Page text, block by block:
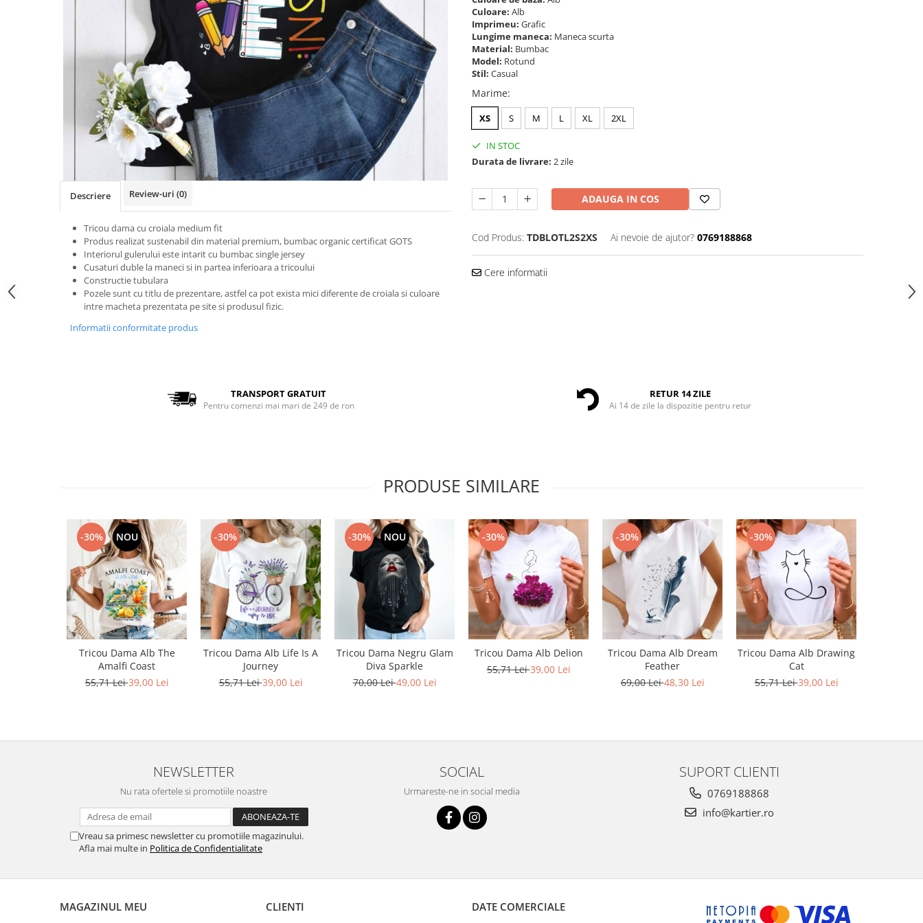
Tricouri Petrecerea Burlacitelor
Tricouri Tattoo
Tricouri Toamna
Tricouri Tree
Tricouri Valentine's Day
Tricouri X-mas
Bluze Abstract
Bluze Animale
Bluze Primavara
Bluze Tattoo
Bluze Toamna
Hanorace Unisex
Tricouri Trupe/Artisti
Tricouri Vintage
Bluze Trening
Culoare: Alb
Imprimeu: Grafic
Lungime maneca: Maneca scurta
Material: Bumbac
Model: Rotund
Stil: Casual
Marime:
XS S M L XL 2XL
IN STOC
Durata de livrare: 2 zile
ADAUGA IN COS
Cod Produs: TDBLOTL2S2XS Ai nevoie de ajutor? 0769188868
Cere informatii
Descriere Review-uri (0)
Tricou dama cu croiala medium fit
Produs realizat sustenabil din material premium, bumbac organic certificat GOTS
Interiorul gulerului este intarit cu bumbac single jersey
Cusaturi duble la maneci si in partea inferioara a tricoului
Constructie tubulara
Pozele sunt cu titlu de prezentare, astfel ca pot exista mici diferente de croiala si culoare
intre macheta prezentata pe site si produsul fizic.
Informatii conformitate produs
TRANSPORT GRATUIT
Pentru comenzi mai mari de 249 de ron
RETUR 14 ZILE
Ai 14 de zile la dispozitie pentru retur
PRODUSE SIMILARE
-30% NOU
Tricou Dama Alb The
Amalfi Coast
55,71 Lei39,00 Lei
-30%
Tricou Dama Alb Life Is A
Journey
55,71 Lei39,00 Lei
-30% NOU
Tricou Dama Negru Glam
Diva Sparkle
70,00 Lei49,00 Lei
-30%
Tricou Dama Alb Delion
55,71 Lei39,00 Lei
-30%
Tricou Dama Alb Dream
Feather
69,00 Lei48,30 Lei
-30%
Tricou Dama Alb Drawing
Cat
55,71 Lei39,00 Lei
NEWSLETTER
Nu rata ofertele si promotiile noastre
Vreau sa primesc newsletter cu promotiile magazinului.
Afla mai multe in Politica de Confidentialitate
SOCIAL
Urmareste-ne in social media
SUPORT CLIENTI
0769188868
info@kartier.ro
MAGAZINUL MEU CLIENTI DATE COMERCIALE